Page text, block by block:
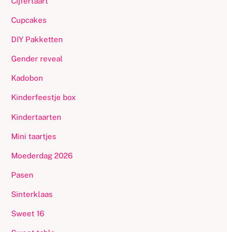
Cupcakes
DIY Pakketten
Gender reveal
Kadobon
Kinderfeestje box
Kindertaarten
Mini taartjes
Moederdag 2026
Pasen
Sinterklaas
Sweet 16